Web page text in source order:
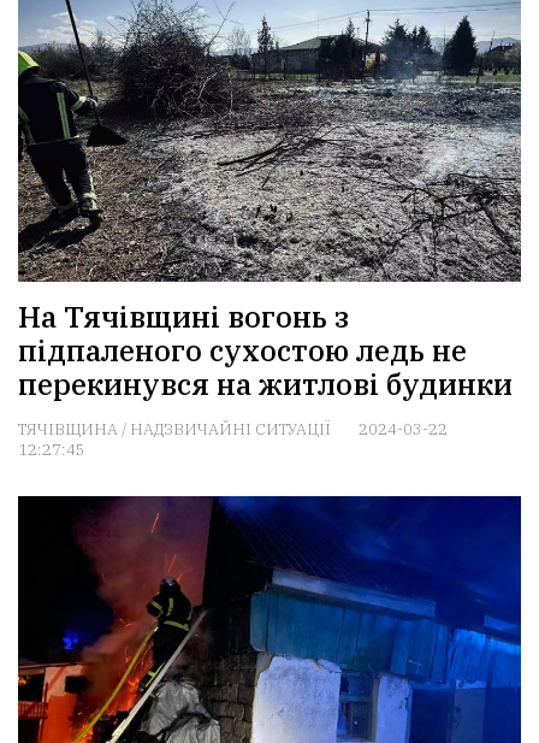
На Тячівщині вогонь з
підпаленого сухостою ледь не
перекинувся на житлові будинки
ТЯЧІВЩИНА/ НАДЗВИЧАЙНІ СИТУАЦІЇ
2024-03-22
12:27:45